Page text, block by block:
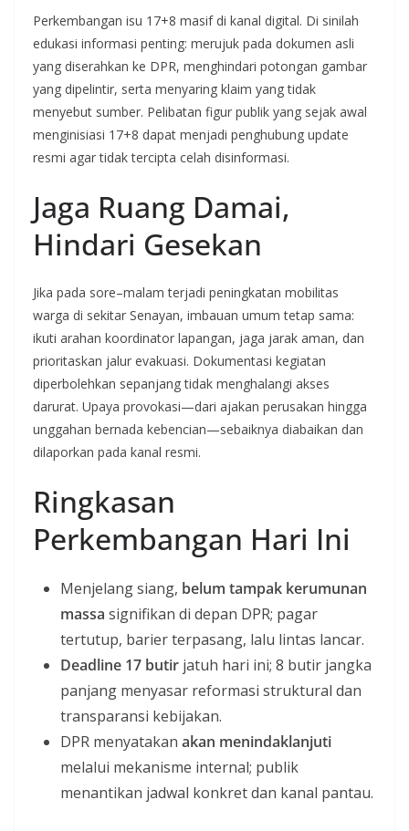
Perkembangan isu 17+8 masif di kanal digital. Di sinilah
edukasi informasi penting: merujuk pada dokumen asli
yang diserahkan ke DPR, menghindari potongan gambar
yang dipelintir, serta menyaring klaim yang tidak
menyebut sumber. Pelibatan figur publik yang sejak awal
menginisiasi 17+8 dapat menjadi penghubung update
resmi agar tidak tercipta celah disinformasi.
Jaga Ruang Damai,
Hindari Gesekan
Jika pada sore–malam terjadi peningkatan mobilitas
warga di sekitar Senayan, imbauan umum tetap sama:
ikuti arahan koordinator lapangan, jaga jarak aman, dan
prioritaskan jalur evakuasi. Dokumentasi kegiatan
diperbolehkan sepanjang tidak menghalangi akses
darurat. Upaya provokasi—dari ajakan perusakan hingga
unggahan bernada kebencian—sebaiknya diabaikan dan
dilaporkan pada kanal resmi.
Ringkasan
Perkembangan Hari Ini
Menjelang siang, belum tampak kerumunan
massa signifikan di depan DPR; pagar
tertutup, barier terpasang, lalu lintas lancar.
Deadline 17 butir jatuh hari ini; 8 butir jangka
panjang menyasar reformasi struktural dan
transparansi kebijakan.
DPR menyatakan akan menindaklanjuti
melalui mekanisme internal; publik
menantikan jadwal konkret dan kanal pantau.